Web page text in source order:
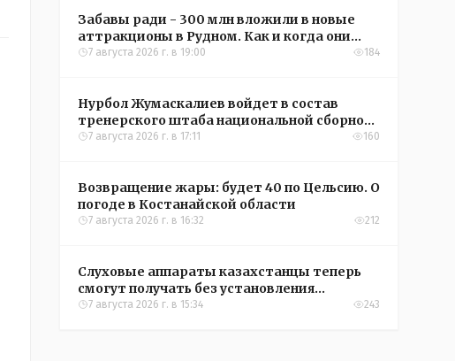
Забавы ради - 300 млн вложили в новые
аттракционы в Рудном. Как и когда они
окупятся?
7 августа 2026 г. в 19:00 184
Нурбол Жумаскалиев войдет в состав
тренерского штаба национальной сборной
Казахстана по футболу
7 августа 2026 г. в 17:11 160
Возвращение жары: будет 40 по Цельсию. О
погоде в Костанайской области
7 августа 2026 г. в 16:32 212
Слуховые аппараты казахстанцы теперь
смогут получать без установления
инвалидности
7 августа 2026 г. в 15:34 243